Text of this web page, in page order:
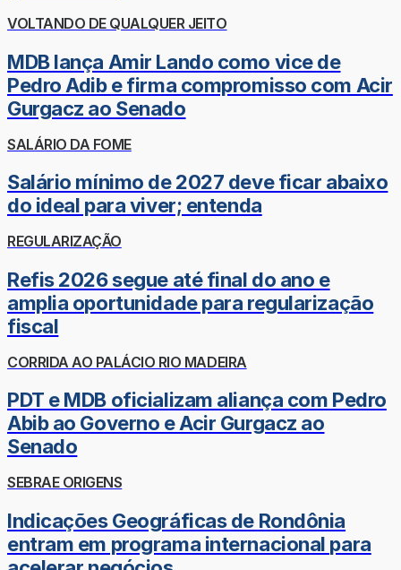
VOLTANDO DE QUALQUER JEITO
MDB lança Amir Lando como vice de
Pedro Adib e firma compromisso com Acir
Gurgacz ao Senado
SALÁRIO DA FOME
Salário mínimo de 2027 deve ficar abaixo
do ideal para viver; entenda
REGULARIZAÇÃO
Refis 2026 segue até final do ano e
amplia oportunidade para regularização
fiscal
CORRIDA AO PALÁCIO RIO MADEIRA
PDT e MDB oficializam aliança com Pedro
Abib ao Governo e Acir Gurgacz ao
Senado
SEBRAE ORIGENS
Indicações Geográficas de Rondônia
entram em programa internacional para